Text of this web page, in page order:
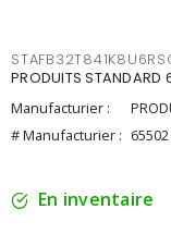
PRODUITS STANDARD
Manufacturier :
# Manufacturier : 65502
En inventaire